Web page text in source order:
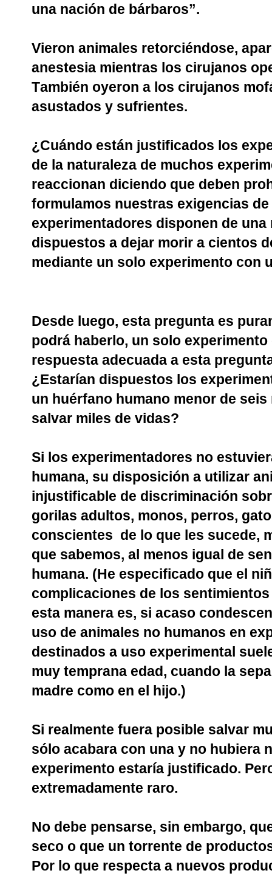
una nación de bárbaros”.
Vieron animales retorciéndose,
anestesia mientras los cirujanos
También oyeron a los cirujanos
asustados y sufrientes.
¿Cuándo están justificados los
de la naturaleza de muchos
reaccionan diciendo que deben
formulamos nuestras exigencias
experimentadores disponen de
dispuestos a dejar morir a cientos
mediante un solo experimento con
Desde luego, esta pregunta es
podrá haberlo, un solo
respuesta adecuada a esta
¿Estarían dispuestos los
un huérfano humano menor de
salvar miles de vidas?
Si los experimentadores no
humana, su disposición a utilizar
injustificable de discriminación
gorilas adultos, monos, perros,
conscientes de lo que les sucede,
que sabemos, al menos igual de
humana. (He especificado que el
complicaciones de los
esta manera es, si acaso
uso de animales no humanos en
destinados a uso experimental
muy temprana edad, cuando la
madre como en el hijo.)
Si realmente fuera posible salvar
sólo acabara con una y no hubiera
experimento estaría justificado.
extremadamente raro.
No debe pensarse, sin embargo,
seco o que un torrente de
Por lo que respecta a nuevos